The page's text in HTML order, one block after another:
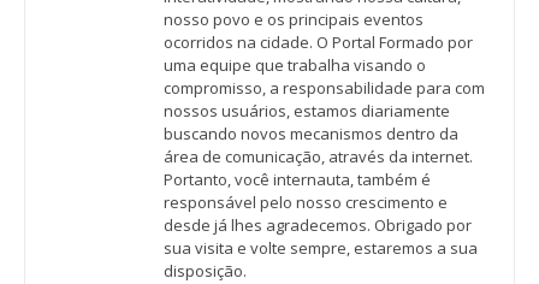
nosso povo e os principais eventos
ocorridos na cidade. O Portal Formado por
uma equipe que trabalha visando o
compromisso, a responsabilidade para com
nossos usuários, estamos diariamente
buscando novos mecanismos dentro da
área de comunicação, através da internet.
Portanto, você internauta, também é
responsável pelo nosso crescimento e
desde já lhes agradecemos. Obrigado por
sua visita e volte sempre, estaremos a sua
disposição.